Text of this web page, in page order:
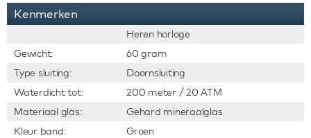
Kenmerken
Heren horloge
Gewicht:
60 gram
Type sluiting:
Doornsluiting
Waterdicht tot:
200 meter / 20 ATM
Materiaal glas:
Gehard mineraalglas
Kleur band:
Groen